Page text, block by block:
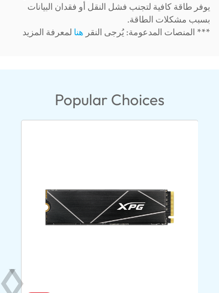
يوفر طاقة كافية لتجنب فشل النقل أو فقدان البيانات
بسبب مشكلات الطاقة.
*** المنصات المدعومة: يُرجى النقر هنا لمعرفة المزيد
Popular Choices